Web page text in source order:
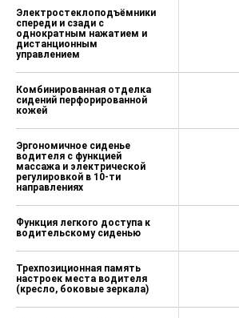
регулировкой по высоте
Система напоминания о
пассажира
Трехточечные ремни
ряда
Автоматическая
дверей при столкновении
Автоматическая
дверей при начале
Автоматическая
дверей при окончании
выключении двигателя
Дверной замок
детей
Электростеклоподъёмники
спереди и сзади с
однократным нажатием и
дистанционным
управлением
Комбинированная отделка
сидений перфорированной
кожей
Эргономичное сиденье
водителя с функцией
массажа и электрической
регулировкой в 10-ти
направлениях
Функция легкого доступа к
водительскому сиденью
Трехпозиционная память
настроек места водителя
(кресло, боковые зеркала)